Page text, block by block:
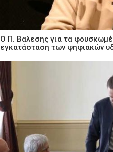
Ο Π. Βαλεσης για τα
εγκατάσταση των ψηφιακών